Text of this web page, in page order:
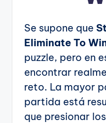
Se supone que
Eliminate To
puzzle, pero en
encontrar
reto. La mayor
partida está
que presionar